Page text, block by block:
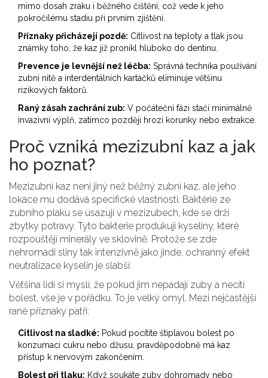
mimo dosah zraku i běžného čištění, což vede k jeho
pokročilému stadiu při prvním zjištění.
Příznaky přicházejí pozdě: Citlivost na teploty a tlak jsou
známky toho, že kaz již pronikl hluboko do dentinu.
Prevence je levnější než léčba: Správná technika používání
zubní nitě a interdentálních kartáčků eliminuje většinu
rizikových faktorů.
Raný zásah zachrání zub: V počáteční fázi stačí minimálně
invazivní výplň, zatímco později hrozí korunky nebo extrakce.
Proč vzniká mezizubní kaz a jak
ho poznat?
Mezizubní kaz není jiný než běžný zubní kaz, ale jeho
lokace mu dodává specifické vlastnosti. Baktérie ze
zubního plaku se usazují v mezizubech, kde se drží
zbytky potravy. Tyto bakterie produkují kyseliny, které
rozpouštějí minerály ve sklovině. Protože se zde
nehromadí sliny tak intenzivně jako jinde, ochranný efekt
neutralizace kyselin je slabší.
Většina lidí si myslí, že pokud jim nepadají zuby a necítí
bolest, vše je v pořádku. To je velký omyl. Mezi nejčastější
rané příznaky patří:
Citlivost na sladké: Pokud pocítíte štiplavou bolest po
konzumaci cukru nebo džusu, pravděpodobně má kaz
přístup k nervovým zakončením.
Bolest při tlaku: Když soukáte zuby dohromady nebo